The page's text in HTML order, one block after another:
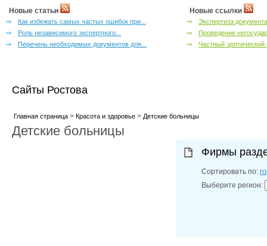
Новые статьи
Как избежать самых частых ошибок при...
Роль независимого экспертного...
Перечень необходимых документов для...
Новые ссылки
Экспертиза
Проведение
Частный
Сайты Ростова
Главная страница> Красота и здоровье> Детские больницы
Детские больницы
Фирмы
Сортировать по:
Выберите регион: